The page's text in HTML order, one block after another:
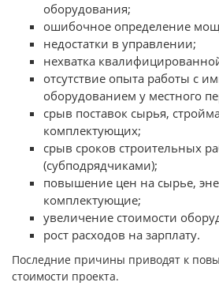
оборудования;
ошибочное определение
недостатки в управлении;
нехватка
отсутствие опыта работы с
оборудованием у местного
срыв поставок сырья,
комплектующих;
срыв сроков строительных
(субподрядчиками);
повышение цен на сырье,
комплектующие;
увеличение стоимости
рост расходов на зарплату.
Последние причины приводят к
стоимости проекта.